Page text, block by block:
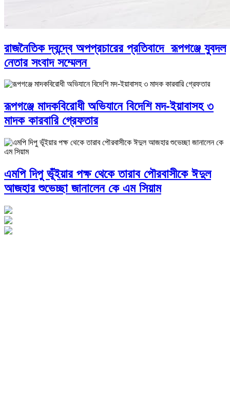
রাজনৈতিক দ্বন্দ্বে অপপ্রচারের প্রতিবাদে ‎রূপগঞ্জে যুবদল
নেতার সংবাদ সম্মেলন ‎
রূপগঞ্জে মাদকবিরোধী অভিযানে বিদেশি মদ-ইয়াবাসহ ৩
মাদক কারবারি গ্রেফতার
এমপি দিপু ভূঁইয়ার পক্ষ থেকে তারাব পৌরবাসীকে ঈদুল
আজহার শুভেচ্ছা জানালেন কে এম সিয়াম